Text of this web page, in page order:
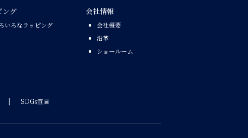
ング
いろなラッピング
会社情報
会社概要
沿革
ショールーム
SDGs宣言